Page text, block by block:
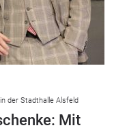
der Stadthalle Alsfeld
Mit